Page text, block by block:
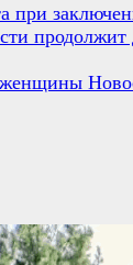
продолжит